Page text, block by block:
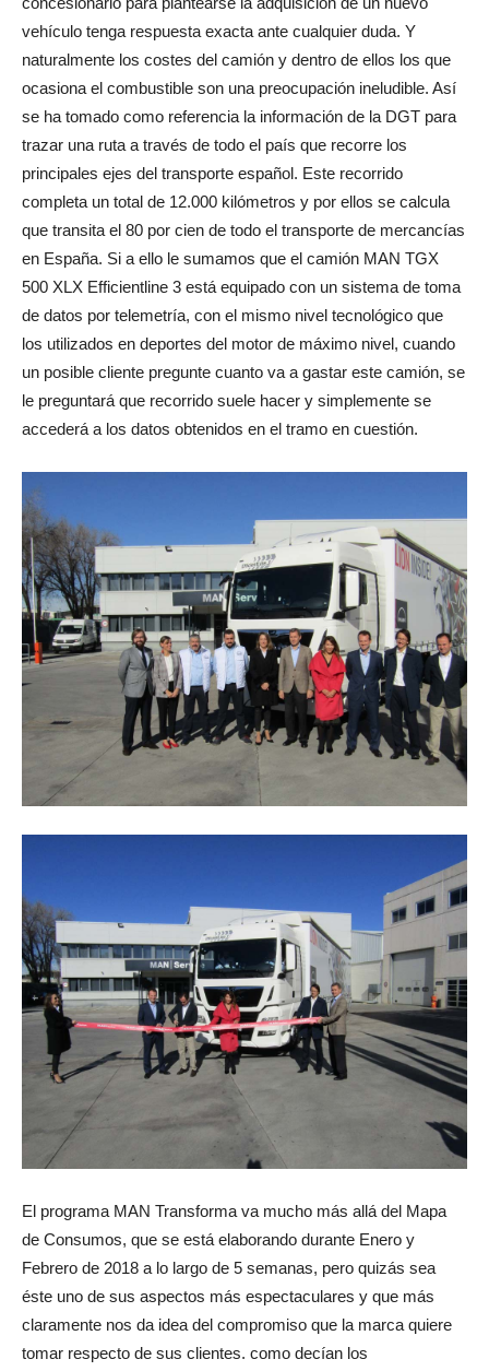
vehículo tenga respuesta exacta ante cualquier duda. Y
naturalmente los costes del camión y dentro de ellos los que
ocasiona el combustible son una preocupación ineludible. Así
se ha tomado como referencia la información de la DGT para
trazar una ruta a través de todo el país que recorre los
principales ejes del transporte español. Este recorrido
completa un total de 12.000 kilómetros y por ellos se calcula
que transita el 80 por cien de todo el transporte de mercancías
en España. Si a ello le sumamos que el camión MAN TGX
500 XLX Efficientline 3 está equipado con un sistema de toma
de datos por telemetría, con el mismo nivel tecnológico que
los utilizados en deportes del motor de máximo nivel, cuando
un posible cliente pregunte cuanto va a gastar este camión, se
le preguntará que recorrido suele hacer y simplemente se
accederá a los datos obtenidos en el tramo en cuestión.
El programa MAN Transforma va mucho más allá del Mapa
de Consumos, que se está elaborando durante Enero y
Febrero de 2018 a lo largo de 5 semanas, pero quizás sea
éste uno de sus aspectos más espectaculares y que más
claramente nos da idea del compromiso que la marca quiere
tomar respecto de sus clientes. como decían los